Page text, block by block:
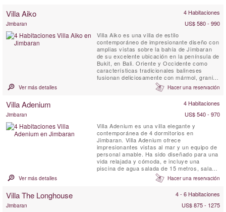
Villa Aiko 4 Habitaciones
Jimbaran
US$ 580 - 990
Villa Aiko es una villa de estilo
contemporáneo de impresionante diseño con
amplias vistas sobre la bahía de Jimbaran
de su excelente ubicación en la península de
Bukit, en Bali. Oriente y Occidente como
características tradicionales balineses
fusionan deliciosamente con mármol, granito
y maderas locales. Una profusión de vidrio
inunda la casa con la luz del sol y da vistas
juegos de agua y una piscina de
Ver más detalles Hacer una reservación
Villa Adenium 4 Habitaciones
Jimbaran
US$ 540 - 970
Villa Adenium es una villa elegante y
contemporánea de 4 dormitorios en
Jimbaran. Villa Adenium ofrece
impresionantes vistas al mar y un equipo de
personal amable. Ha sido diseñado para una
vida relajada y cómoda, e incluye una
piscina de agua salada de 15 metros, sala
de juegos con mesa de ping-pong y billar,
gimnasio y sala de masajes. Villa Adenium
enérgicas y grupos de amigos.
Ver más detalles Hacer una reservación
Villa The Longhouse 4 - 6 Habitaciones
Jimbaran
US$ 875 - 1275